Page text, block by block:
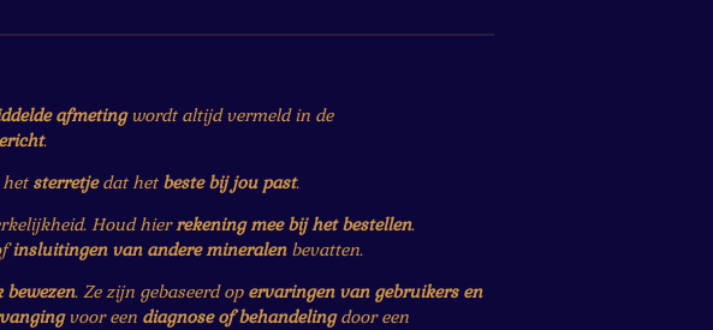
afmetingwordt altijd vermeld in de
.
sterretjedat het beste bij jou past.
Houd hierrekening mee bij het bestellen.
insluitingen van andere mineralenbevatten.
. Ze zijn gebaseerd op ervaringen van gebruikers en
voor een diagnose of behandelingdoor een